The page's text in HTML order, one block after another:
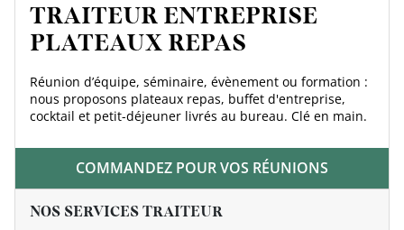
TRAITEUR ENTREPRISE
PLATEAUX REPAS
Réunion d’équipe, séminaire, évènement ou formation :
nous proposons plateaux repas, buffet d'entreprise,
cocktail et petit-déjeuner livrés au bureau. Clé en main.
COMMANDEZ POUR VOS RÉUNIONS
NOS SERVICES TRAITEUR